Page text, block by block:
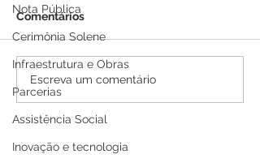
Nota Pública
Cerimônia Solene
Infraestrutura e Obras
Parcerias
Assistência Social
Inovação e tecnologia
Boletim Covid-19
atualizado, 25 de julho
de 2022
Comentários
Escreva um comentário